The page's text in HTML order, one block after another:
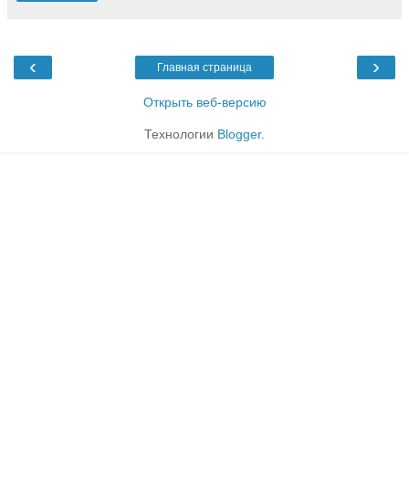
‹ ›
Главная страница
Открыть веб-версию
Технологии Blogger.